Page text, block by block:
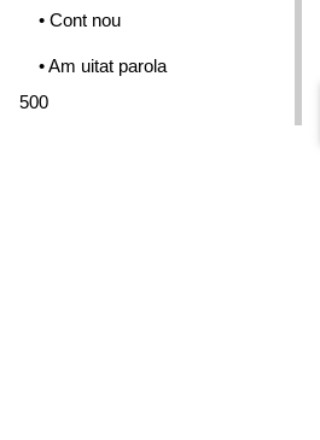
• Cont nou
• Am uitat parola
500